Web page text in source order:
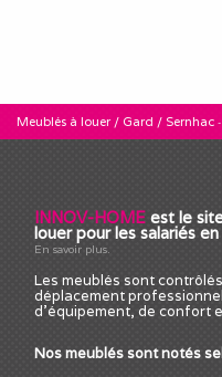
Meublés à louer/ Gard / Sernhac -
INNOV-HOME est le
louer pour les salariés
En savoir plus.
Les meublés sont
déplacement
d'équipement, de confort
Nos meublés sont notés